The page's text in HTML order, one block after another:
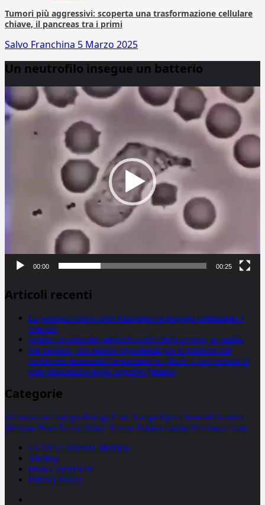
Tumori più aggressivi: scoperta una trasformazione cellulare
chiave, il pancreas tra i primi
Salvo Franchina 5 Marzo 2025
Un neutrofilo insegue un batterio
Player
00:00 00:25
Articoli recenti
La proteina chiave dell’Alzheimer si propaga utilizzando i
neuroni
Statine: inutilmente attribuiti molti effetti avversi, lo studio
Un farmaco, due nuove opportunità per le pazienti con
carcinoma mammario metastatico hr+/her2- e con tumore al
seno metastatico triplo negativo (mtnbc)
Categorie
alimentazione biologia Biology Com. Stampa Epatiti featured Genetica
Medicina News Ricerca Salute Science Scienza vaccini Veterinaria video
CCSVI e Sclerosi Multipla
Sitemap
Invia Comunicati
Privacy Policy